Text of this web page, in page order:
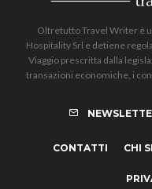
Oltretutto Travel Writer è
Hospitality Srl e detiene
Viaggio prescritta dalla
transazioni economiche, i
CONTATTI CHI